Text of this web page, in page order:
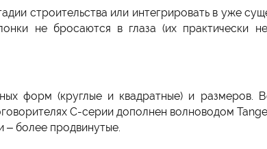
строительства или интегрировать в уже
не бросаются в глаза (их практически
форм (круглые и квадратные) и размеров.
C-серии дополнен волноводом
– более продвинутые.